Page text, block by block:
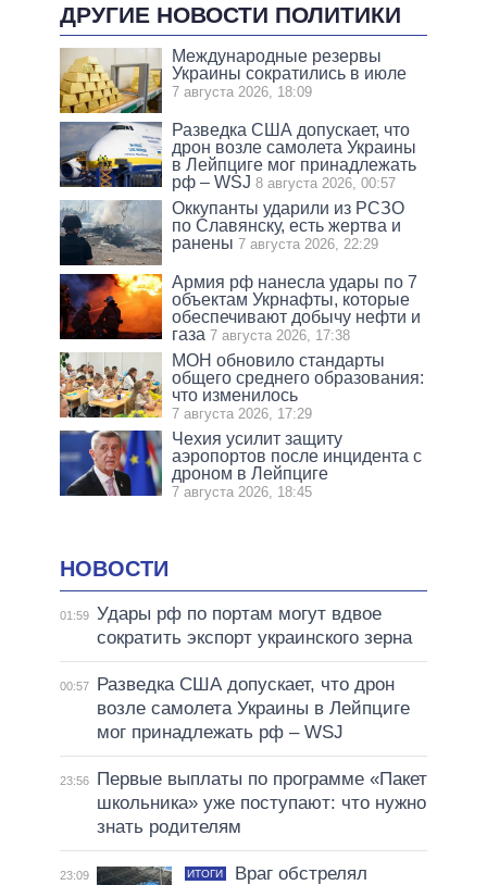
ДРУГИЕ НОВОСТИ ПОЛИТИКИ
Международные резервы
Украины сократились в июле
7 августа 2026, 18:09
Разведка США допускает, что
дрон возле самолета Украины
в Лейпциге мог принадлежать
рф – WSJ 8 августа 2026, 00:57
Оккупанты ударили из РСЗО
по Славянску, есть жертва и
ранены 7 августа 2026, 22:29
Армия рф нанесла удары по 7
объектам Укрнафты, которые
обеспечивают добычу нефти и
газа 7 августа 2026, 17:38
МОН обновило стандарты
общего среднего образования:
что изменилось
7 августа 2026, 17:29
Чехия усилит защиту
аэропортов после инцидента с
дроном в Лейпциге
7 августа 2026, 18:45
НОВОСТИ
01:59 Удары рф по портам могут вдвое
сократить экспорт украинского зерна
00:57
Разведка США допускает, что дрон
возле самолета Украины в Лейпциге
мог принадлежать рф – WSJ
23:56
Первые выплаты по программе «Пакет
школьника» уже поступают: что нужно
знать родителям
23:09 ИТОГИ
Враг обстрелял